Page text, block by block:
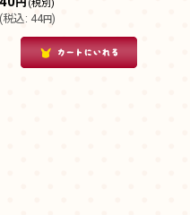
(税別)
(税込: 44円)